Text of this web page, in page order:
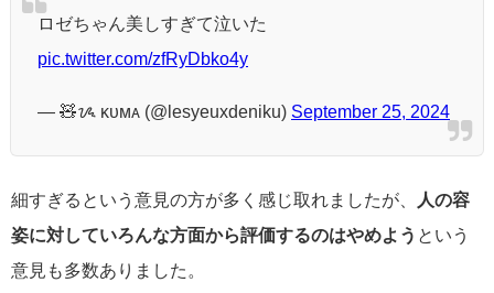
ロゼちゃん美しすぎて泣いた
pic.twitter.com/zfRyDbko4y
— 🧸ᝰ ᴋᴜᴍᴀ (@lesyeuxdeniku) September 25, 2024
細すぎるという意見の方が多く感じ取れましたが、
人の容
姿に対していろんな方面から評価するのはやめよう という
意見も多数ありました。